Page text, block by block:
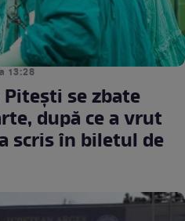
13:28
se zbate
după ce a vrut
scris în biletul de